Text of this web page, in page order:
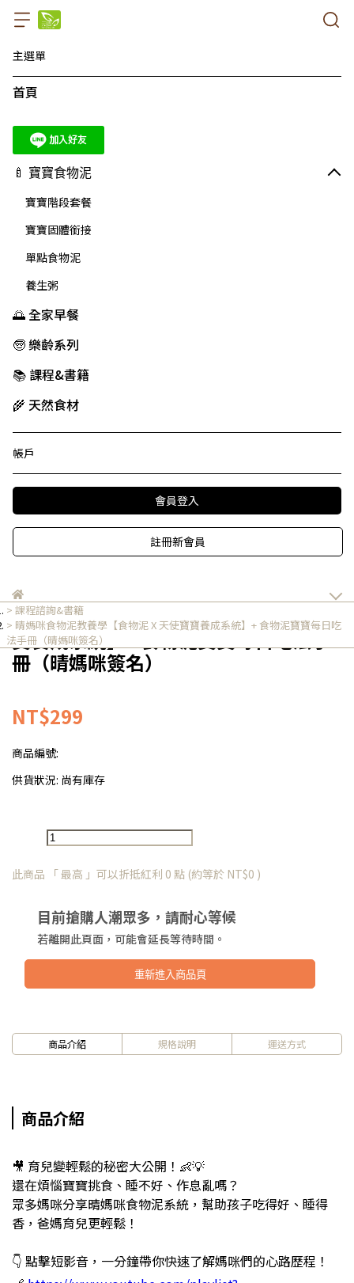
主選單
首頁
🍼 寶寶食物泥
寶寶階段套餐
寶寶固體銜接
單點食物泥
養生粥
🌅 全家早餐
🧓 樂齡系列
📚 課程&書籍
🌾 天然食材
帳戶
會員登入
註冊新會員
課程諮詢&書籍
晴媽咪食物泥教養學【食物泥 X 天使寶寶養成系統】+ 食物泥寶寶每日吃
法手冊（晴媽咪簽名）
晴媽咪食物泥教養學【食物泥 X 天使寶
寶養成系統】+ 食物泥寶寶每日吃法手
冊（晴媽咪簽名）
NT$299
商品編號:
供貨狀況: 尚有庫存
此商品 「 最高 」可以折抵紅利 0 點 (約等於 NT$0 )
目前搶購人潮眾多，請耐心等候
若離開此頁面，可能會延長等待時間。
重新進入商品頁
商品介紹 規格說明 運送方式
商品介紹
🎥 育兒變輕鬆的秘密大公開！👶💡
還在煩惱寶寶挑食、睡不好、作息亂嗎？
眾多媽咪分享晴媽咪食物泥系統，幫助孩子吃得好、睡得
香，爸媽育兒更輕鬆！
👇 點擊短影音，一分鐘帶你快速了解媽咪們的心路歷程！